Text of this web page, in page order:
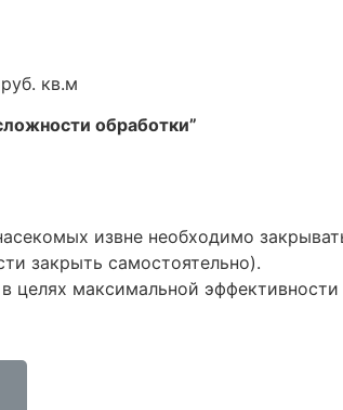
кв.м
обработки”
извне необходимо
закрыть самостоятельно).
целях максимальной эффективности